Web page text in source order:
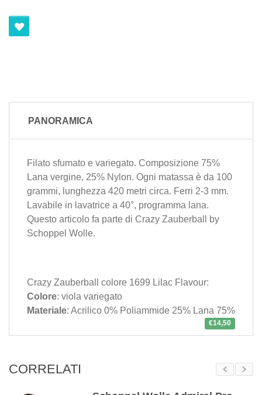
PANORAMICA
Filato sfumato e variegato. Composizione 75%
Lana vergine, 25% Nylon. Ogni matassa è da 100
grammi, lunghezza 420 metri circa. Ferri 2-3 mm.
Lavabile in lavatrice a 40°, programma lana.
Questo articolo fa parte di Crazy Zauberball
by
Schoppel Wolle.
Crazy Zauberball colore 1699 Lilac Flavour:
Colore: viola variegato
Materiale: Acrilico 0% Poliammide 25% Lana 75%
€14,50
CORRELATI